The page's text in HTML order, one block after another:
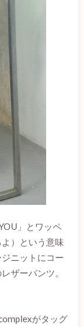
」とワッペ
）という意味
ニットにコー
ザーパンツ。
がタッグ